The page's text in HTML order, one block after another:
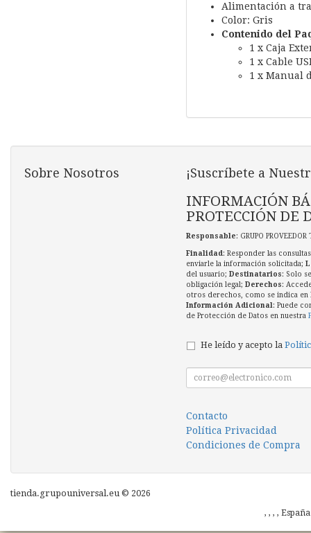
Alimentación a
Color: Gris
Contenido del
1 x Caja
1 x Cable
1 x Manual
Sobre Nosotros ¡Suscríbete a
INFORMACIÓN
PROTECCIÓN DE
Responsable: GRUPO
Finalidad : Responder las
enviarle la información solicitada;
del usuario; Destinatarios: Solo
obligación legal; Derechos:
otros derechos, como se indica en
Información Adicional : Puede
de Protección de Datos en nuestra
He leído y acepto la
Contacto
Política Privacidad
Condiciones de Compra
tienda.grupouniversal.eu © 2026
, , , ,